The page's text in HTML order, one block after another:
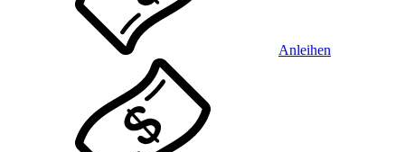
Anleihen